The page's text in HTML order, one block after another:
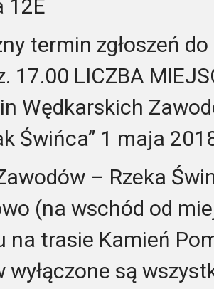
12E
termin zgłoszeń
17.00 LICZBA
Wędkarskich
Świńca” 1 maja
– Rzeka
(na wschód od
na trasie Kamień
wyłączone są